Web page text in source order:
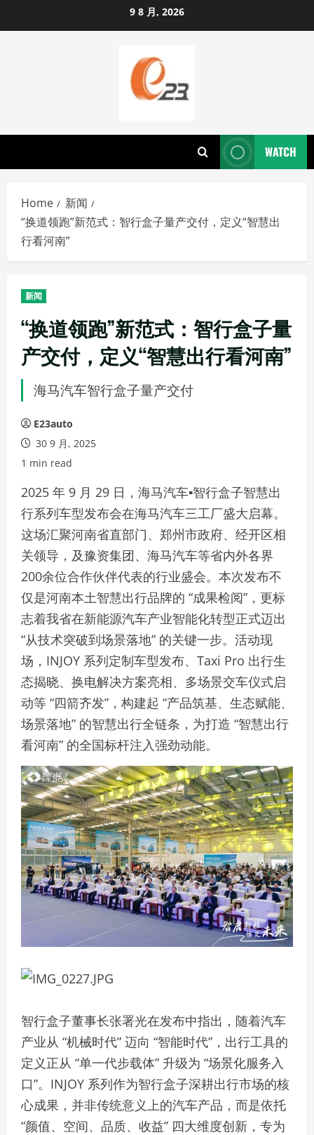
to
9 8 月, 2026
WATCH
Home
新闻
“换道领跑”新范式：智行盒子量产交付，定义“智慧出
行看河南”
新闻
“换道领跑”新范式：智行盒子量
产交付，定义“智慧出行看河南”
海马汽车智行盒子量产交付
E23auto
30 9 月, 2025
1 min read
2025 年 9 月 29 日，海马汽车▪智行盒子智慧出
行系列车型发布会在海马汽车三工厂盛大启幕。
这场汇聚河南省直部门、郑州市政府、经开区相
关领导，及豫资集团、海马汽车等省内外各界
200余位合作伙伴代表的行业盛会。本次发布不
仅是河南本土智慧出行品牌的 “成果检阅”，更标
志着我省在新能源汽车产业智能化转型正式迈出
“从技术突破到场景落地” 的关键一步。活动现
场，INJOY 系列定制车型发布、Taxi Pro 出行生
态揭晓、换电解决方案亮相、多场景交车仪式启
动等 “四箭齐发”，构建起 “产品筑基、生态赋能、
场景落地” 的智慧出行全链条，为打造 “智慧出行
看河南” 的全国标杆注入强劲动能。
智行盒子董事长张署光在发布中指出，随着汽车
产业从 “机械时代” 迈向 “智能时代”，出行工具的
定义正从 “单一代步载体” 升级为 “场景化服务入
口”。INJOY 系列作为智行盒子深耕出行市场的核
心成果，并非传统意义上的汽车产品，而是依托
“颜值、空间、品质、收益” 四大维度创新，专为